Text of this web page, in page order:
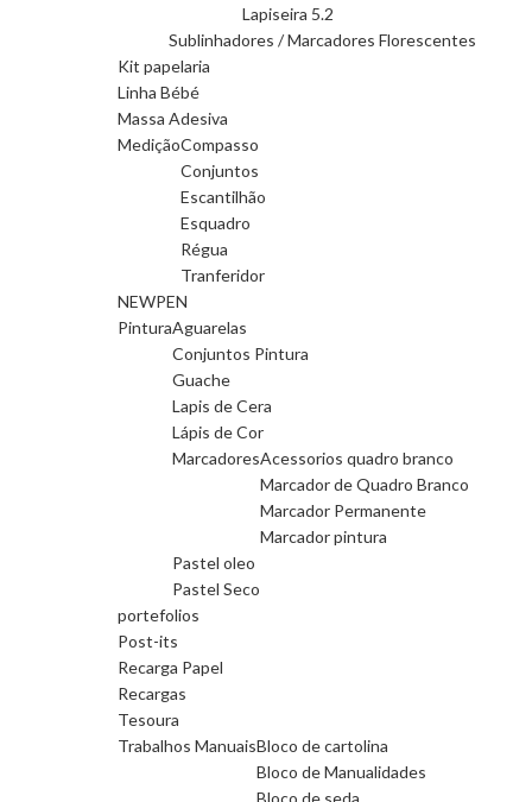
Lapiseira 5.2
Sublinhadores / Marcadores Florescentes
Kit papelaria
Linha Bébé
Massa Adesiva
MediçãoCompasso
Conjuntos
Escantilhão
Esquadro
Régua
Tranferidor
NEWPEN
PinturaAguarelas
Conjuntos Pintura
Guache
Lapis de Cera
Lápis de Cor
MarcadoresAcessorios quadro branco
Marcador de Quadro Branco
Marcador Permanente
Marcador pintura
Pastel oleo
Pastel Seco
portefolios
Post-its
Recarga Papel
Recargas
Tesoura
Trabalhos ManuaisBloco de cartolina
Bloco de Manualidades